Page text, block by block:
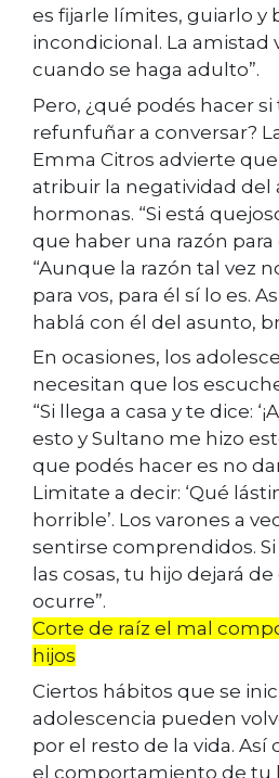
es fijarle límites, guiarlo y
incondicional. La amistad
cuando se haga adulto”.
Pero, ¿qué podés hacer
refunfuñar a conversar?
Emma Citros advierte
atribuir la negatividad del
hormonas. “Si está
que haber una razón para
“Aunque la razón tal vez
para vos, para él sí lo es.
hablá con él del asunto,
En ocasiones, los
necesitan que los
“Si llega a casa y te dice:
esto y Sultano me hizo
que podés hacer es no
Limitate a decir: ‘Qué
horrible’. Los varones a
sentirse comprendidos.
las cosas, tu hijo dejará
ocurre”.
Corte de raíz el mal
hijos
Ciertos hábitos que se
adolescencia pueden
por el resto de la vida. Así
el comportamiento de tu